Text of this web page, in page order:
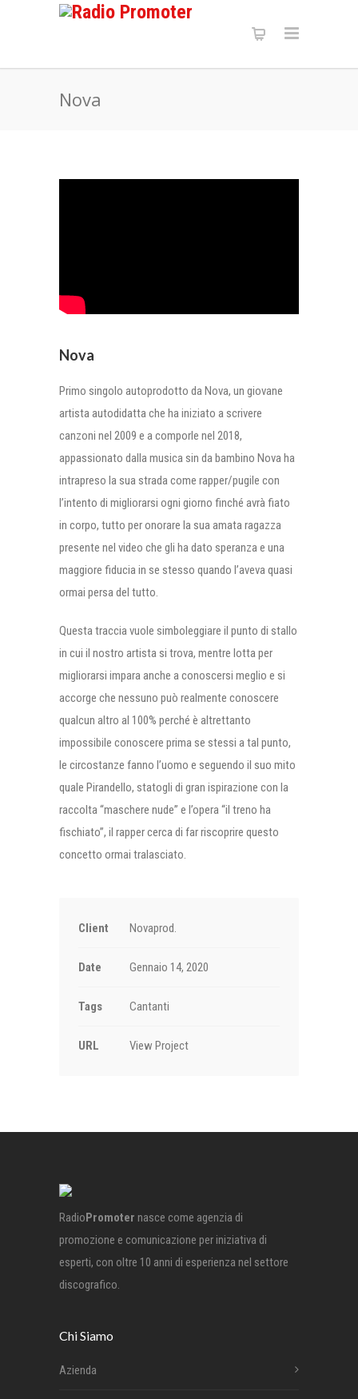
Nova
Nova
Primo singolo autoprodotto da Nova, un giovane
artista autodidatta che ha iniziato a scrivere
canzoni nel 2009 e a comporle nel 2018,
appassionato dalla musica sin da bambino Nova ha
intrapreso la sua strada come rapper/pugile con
l’intento di migliorarsi ogni giorno finché avrà fiato
in corpo, tutto per onorare la sua amata ragazza
presente nel video che gli ha dato speranza e una
maggiore fiducia in se stesso quando l’aveva quasi
ormai persa del tutto.
Questa traccia vuole simboleggiare il punto di stallo
in cui il nostro artista si trova, mentre lotta per
migliorarsi impara anche a conoscersi meglio e si
accorge che nessuno può realmente conoscere
qualcun altro al 100% perché è altrettanto
impossibile conoscere prima se stessi a tal punto,
le circostanze fanno l’uomo e seguendo il suo mito
quale Pirandello, statogli di gran ispirazione con la
raccolta “maschere nude” e l’opera “il treno ha
fischiato”, il rapper cerca di far riscoprire questo
concetto ormai tralasciato.
Client Novaprod.
Date Gennaio 14, 2020
Tags Cantanti
URL View Project
RadioPromoter nasce come agenzia di
promozione e comunicazione per iniziativa di
esperti, con oltre 10 anni di esperienza nel settore
discografico.
Chi Siamo
Azienda